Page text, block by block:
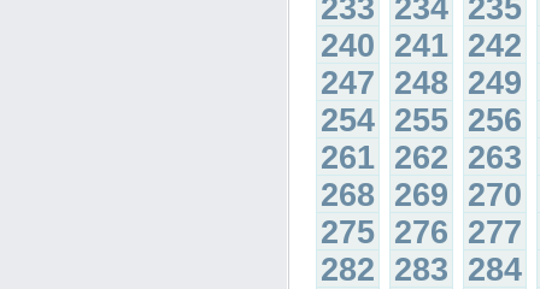
233 234 235
240 241 242
247 248 249
254 255 256
261 262 263
268 269 270
275 276 277
282 283 284